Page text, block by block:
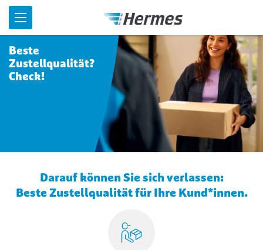
Menü
Beste
Zustellqualität?
Check!
Darauf können Sie sich verlassen:
Beste Zustellqualität für Ihre Kund*innen.